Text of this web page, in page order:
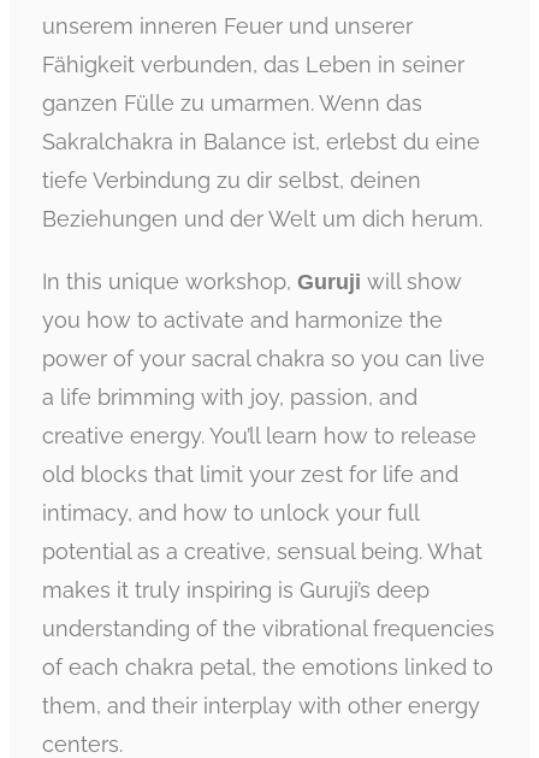
unserem inneren Feuer und unserer
Fähigkeit verbunden, das Leben in seiner
ganzen Fülle zu umarmen. Wenn das
Sakralchakra in Balance ist, erlebst du eine
tiefe Verbindung zu dir selbst, deinen
Beziehungen und der Welt um dich herum.
In this unique workshop,Guruji will show
you how to activate and harmonize the
power of your sacral chakra so you can live
a life brimming with joy, passion, and
creative energy. You’ll learn how to release
old blocks that limit your zest for life and
intimacy, and how to unlock your full
potential as a creative, sensual being. What
makes it truly inspiring is Guruji’s deep
understanding of the vibrational frequencies
of each chakra petal, the emotions linked to
them, and their interplay with other energy
centers.